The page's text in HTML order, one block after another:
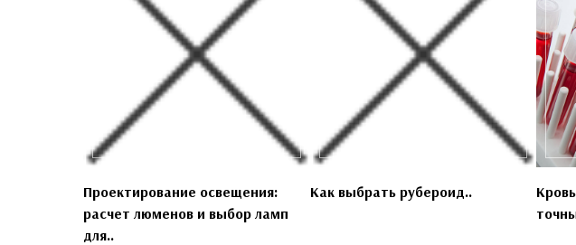
Проектирование освещения:
расчет люменов и выбор ламп
для..
Как выбрать рубероид..